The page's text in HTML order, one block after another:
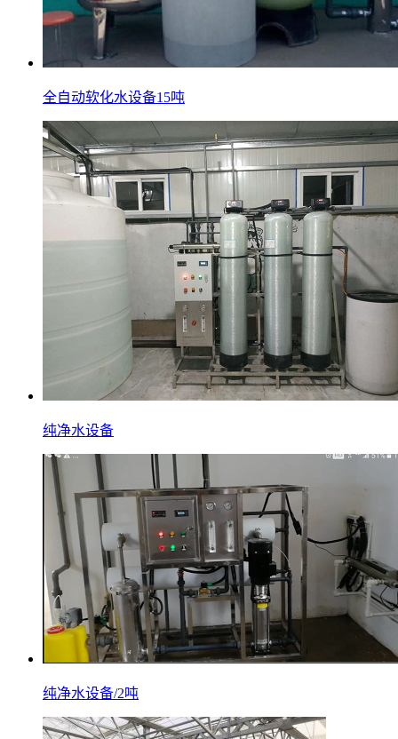
全自动软化水设备15吨
纯净水设备
纯净水设备/2吨